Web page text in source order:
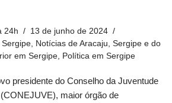
24h
13 de junho de 2024
Notícias de Aracaju, Sergipe e do
em Sergipe Política em Sergipe
presidente do Conselho da Juventude
maior órgão de